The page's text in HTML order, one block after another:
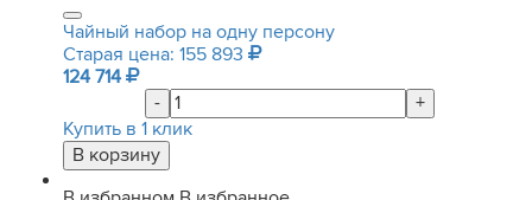
Чайный набор на одну персону
Старая цена: 155 893
124 714
-
+
Купить в 1 клик